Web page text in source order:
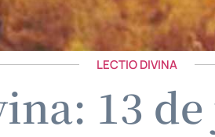
LECTIO DIVINA
13